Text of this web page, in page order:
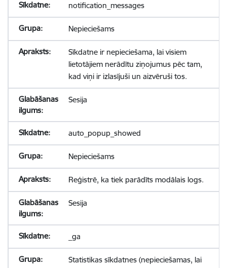
notification_messages
Nepieciešams
Sīkdatne ir nepieciešama, lai visiem
lietotājiem nerādītu ziņojumus pēc tam,
kad viņi ir izlasījuši un aizvēruši tos.
Sesija
auto_popup_showed
Nepieciešams
Reģistrē, ka tiek parādīts modālais logs.
Sesija
_ga
Statistikas sīkdatnes (nepieciešamas, lai